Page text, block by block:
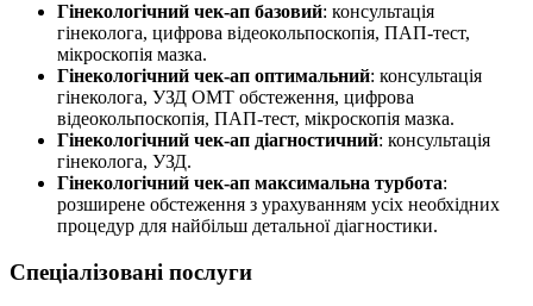
Гінекологічний чек-ап базовий: консультація
гінеколога, цифрова відеокольпоскопія, ПАП-тест,
мікроскопія мазка.
Гінекологічний чек-ап оптимальний: консультація
гінеколога, УЗД ОМТ обстеження, цифрова
відеокольпоскопія, ПАП-тест, мікроскопія мазка.
Гінекологічний чек-ап діагностичний: консультація
гінеколога, УЗД.
Гінекологічний чек-ап максимальна турбота:
розширене обстеження з урахуванням усіх необхідних
процедур для найбільш детальної діагностики.
Спеціалізовані послуги